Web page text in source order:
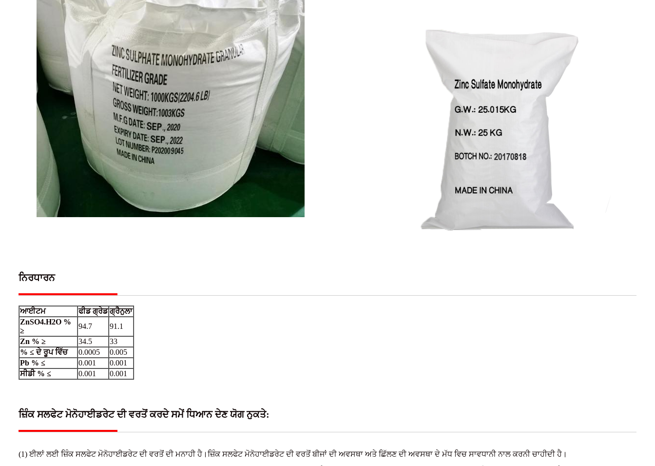
ਨਿਰਧਾਰਨ
ਆਈਟਮ ਫੀਡ ਗ੍ਰੇਡ ਗ੍ਰੈਨੁਲਾ
ZnSO4.H2O %
≥
94.7
91.1
Zn % ≥
34.5
33
% ≤ ਦੇ ਰੂਪ ਵਿੱਚ
0.0005
0.005
Pb % ≤
0.001
0.001
ਸੀਡੀ % ≤
0.001 0.001
ਜ਼ਿੰਕ ਸਲਫੇਟ ਮੋਨੋਹਾਈਡਰੇਟ ਦੀ ਵਰਤੋਂ ਕਰਦੇ ਸਮੇਂ ਧਿਆਨ ਦੇਣ ਯੋਗ ਨੁਕਤੇ:
(1) ਈਲਾਂ ਲਈ ਜ਼ਿੰਕ ਸਲਫੇਟ ਮੋਨੋਹਾਈਡਰੇਟ ਦੀ ਵਰਤੋਂ ਦੀ ਮਨਾਹੀ ਹੈ।ਜ਼ਿੰਕ ਸਲਫੇਟ ਮੋਨੋਹਾਈਡਰੇਟ ਦੀ ਵਰਤੋਂ ਬੀਜਾਂ ਦੀ ਅਵਸਥਾ ਅਤੇ ਛਿੱਲਣ ਦੀ ਅਵਸਥਾ ਦੇ ਮੱਧ ਵਿਚ ਸਾਵਧਾਨੀ ਨਾਲ ਕਰਨੀ ਚਾਹੀਦੀ ਹੈ।